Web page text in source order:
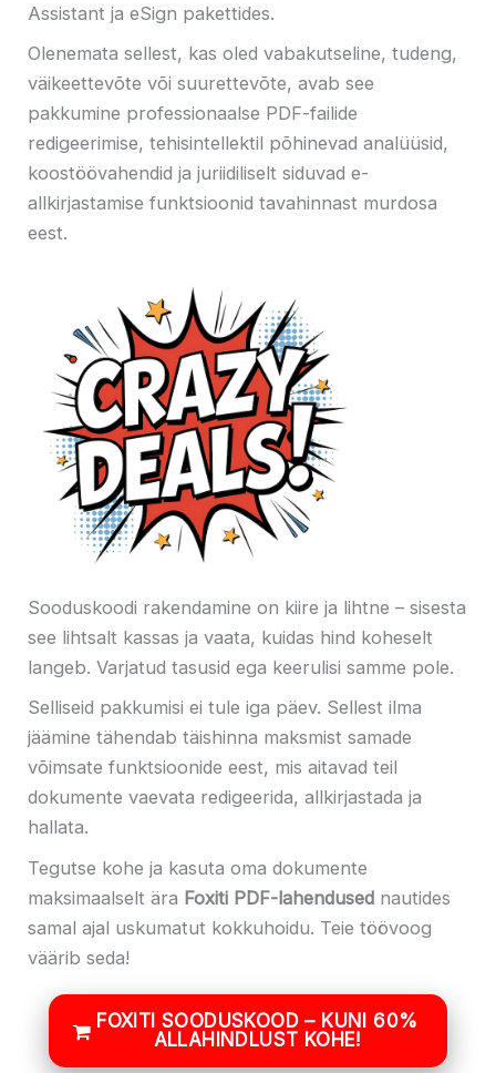
Assistant ja eSign pakettides.
Olenemata sellest, kas oled vabakutseline, tudeng,
väikeettevõte või suurettevõte, avab see
pakkumine professionaalse PDF-failide
redigeerimise, tehisintellektil põhinevad analüüsid,
koostöövahendid ja juriidiliselt siduvad e-
allkirjastamise funktsioonid tavahinnast murdosa
eest.
Sooduskoodi rakendamine on kiire ja lihtne – sisesta
see lihtsalt kassas ja vaata, kuidas hind koheselt
langeb. Varjatud tasusid ega keerulisi samme pole.
Selliseid pakkumisi ei tule iga päev. Sellest ilma
jäämine tähendab täishinna maksmist samade
võimsate funktsioonide eest, mis aitavad teil
dokumente vaevata redigeerida, allkirjastada ja
hallata.
Tegutse kohe ja kasuta oma dokumente
maksimaalselt ära Foxiti PDF-lahendused nautides
samal ajal uskumatut kokkuhoidu. Teie töövoog
väärib seda!
FOXITI SOODUSKOOD – KUNI 60%
ALLAHINDLUST KOHE!